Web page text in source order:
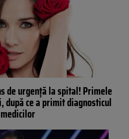
de urgență la spital! Primele
ce a primit diagnosticul
medicilor